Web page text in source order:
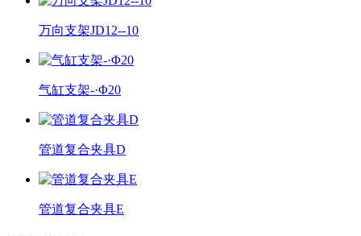
万向支架JD12--10
气缸支架-·Φ20
管道复合夹具D
管道复合夹具E